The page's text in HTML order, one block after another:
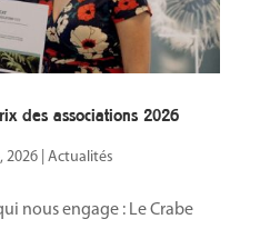
des associations 2026
2026| Actualités
nous engage : Le Crabe